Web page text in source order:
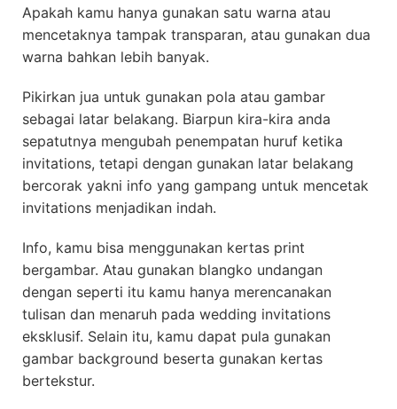
Apakah kamu hanya gunakan satu warna atau
mencetaknya tampak transparan, atau gunakan dua
warna bahkan lebih banyak.
Pikirkan jua untuk gunakan pola atau gambar
sebagai latar belakang. Biarpun kira-kira anda
sepatutnya mengubah penempatan huruf ketika
invitations, tetapi dengan gunakan latar belakang
bercorak yakni info yang gampang untuk mencetak
invitations menjadikan indah.
Info, kamu bisa menggunakan kertas print
bergambar. Atau gunakan blangko undangan
dengan seperti itu kamu hanya merencanakan
tulisan dan menaruh pada wedding invitations
eksklusif. Selain itu, kamu dapat pula gunakan
gambar background beserta gunakan kertas
bertekstur.